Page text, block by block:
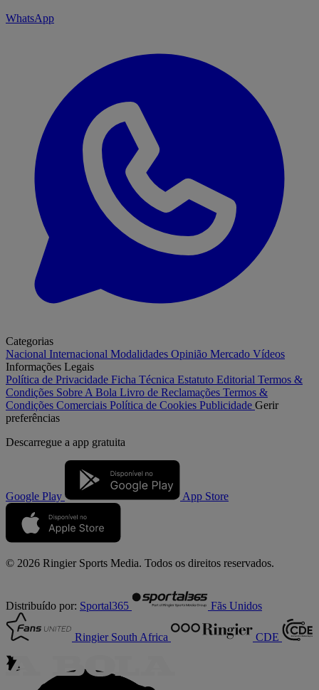
WhatsApp
Categorias
Nacional Internacional Modalidades Opinião Mercado Vídeos
Informações Legais
Política de Privacidade Ficha Técnica Estatuto Editorial Termos &
Condições Sobre A Bola Livro de Reclamações Termos &
Condições Comerciais Política de Cookies Publicidade Gerir
preferências
Descarregue a app gratuita
Google Play App Store
© 2026 Ringier Sports Media. Todos os direitos reservados.
Distribuído por: Sportal365 Fãs Unidos
Ringier South Africa CDE